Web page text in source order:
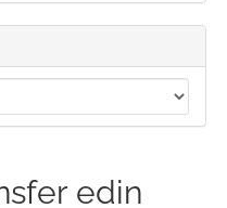
edin